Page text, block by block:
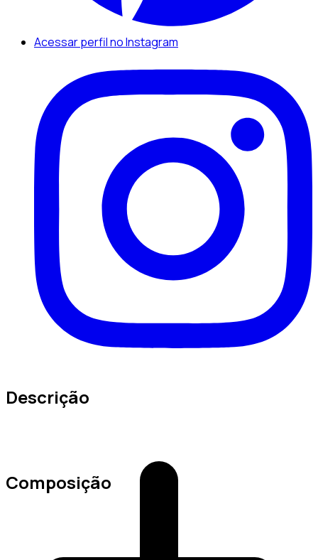
Acessar perfil no Instagram
Descrição
Composição